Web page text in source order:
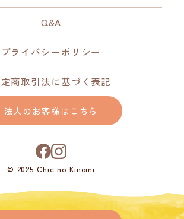
法人のお客様はこちら
© 2025 Chie no Kinomi
Q&A
プライバシーポリシー
商取引法に基づく表記